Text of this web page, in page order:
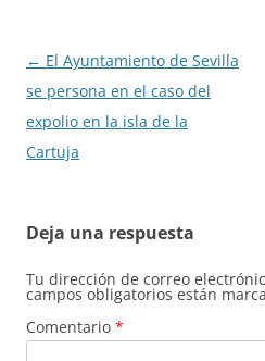
Navegación
de
entradas
← El Ayuntamiento de Sevilla
se persona en el caso del
expolio en la isla de la
Cartuja
Deja una respuesta
Tu dirección de correo
campos obligatorios están
Comentario *